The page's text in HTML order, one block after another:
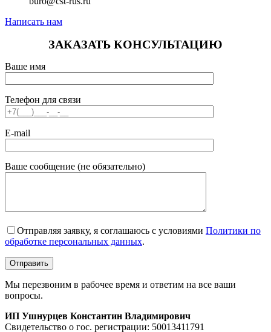
Написать нам
ЗАКАЗАТЬ КОНСУЛЬТАЦИЮ
Ваше имя
Телефон для связи
E-mail
Ваше сообщение (не обязательно)
Отправляя заявку, я соглашаюсь с условиями Политики по
обработке персональных данных.
Мы перезвоним в рабочее время и ответим на все ваши
вопросы.
ИП Ушнурцев Константин Владимирович
Свидетельство о гос. регистрации: 50013411791